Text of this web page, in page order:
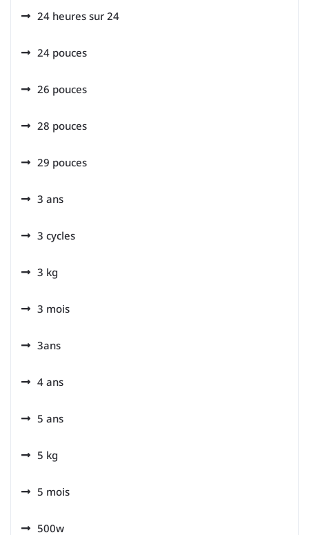
24 heures sur 24
24 pouces
26 pouces
28 pouces
29 pouces
3 ans
3 cycles
3 kg
3 mois
3ans
4 ans
5 ans
5 kg
5 mois
500w